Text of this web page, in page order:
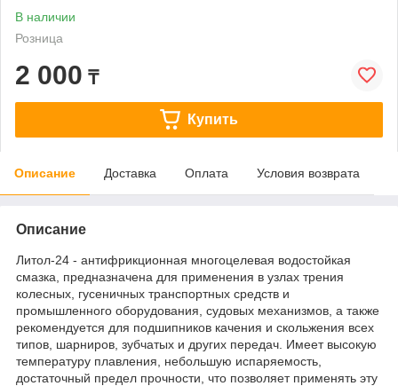
В наличии
Розница
2 000 ₸
Купить
Описание Доставка Оплата Условия возврата
Описание
Литол-24 - антифрикционная многоцелевая водостойкая
смазка, предназначена для применения в узлах трения
колесных, гусеничных транспортных средств и
промышленного оборудования, судовых механизмов, а также
рекомендуется для подшипников качения и скольжения всех
типов, шарниров, зубчатых и других передач. Имеет высокую
температуру плавления, небольшую испаряемость,
достаточный предел прочности, что позволяет применять эту